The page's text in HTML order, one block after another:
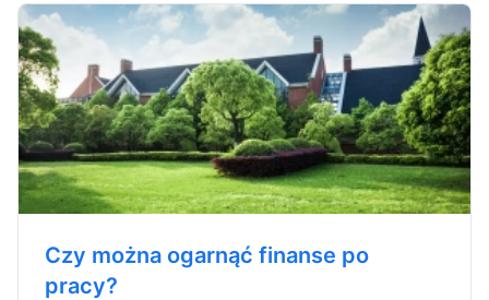
Czy można ogarnąć finanse po
pracy?